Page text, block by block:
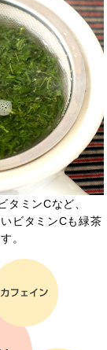
タミンCなど、
ビタミンCも緑茶
。